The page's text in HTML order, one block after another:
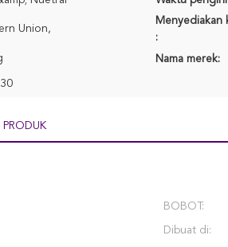
Union,
Menyediakan
:
Nama merek:
PRODUK
BOBOT:
Dibuat di: